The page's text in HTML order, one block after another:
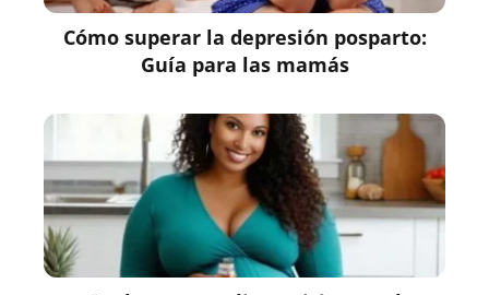
Cómo superar la depresión posparto:
Guía para las mamás